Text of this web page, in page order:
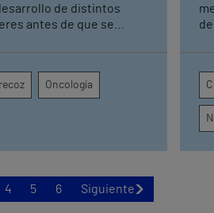
de distintos
antes de que se
los resultados
tratamientos
Oncología
4 5 6 Siguiente